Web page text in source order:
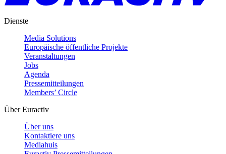
Dienste
Media Solutions
Europäische öffentliche Projekte
Veranstaltungen
Jobs
Agenda
Pressemitteilungen
Members’ Circle
Über Euractiv
Über uns
Kontaktiere uns
Mediahuis